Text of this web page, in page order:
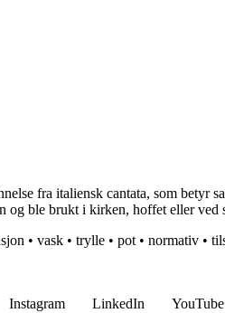
fra italiensk cantata, som betyr
og ble brukt i kirken, hoffet eller ved
• vask • trylle • pot • normativ •
Instagram LinkedIn YouTube